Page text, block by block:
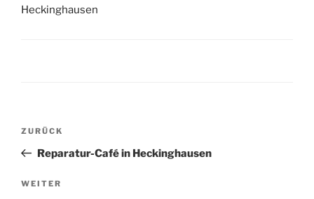
Heckinghausen
Beitragsnavigation
Vorheriger
Beitrag
ZURÜCK
Reparatur-Café in Heckinghausen
Nächster
WEITER